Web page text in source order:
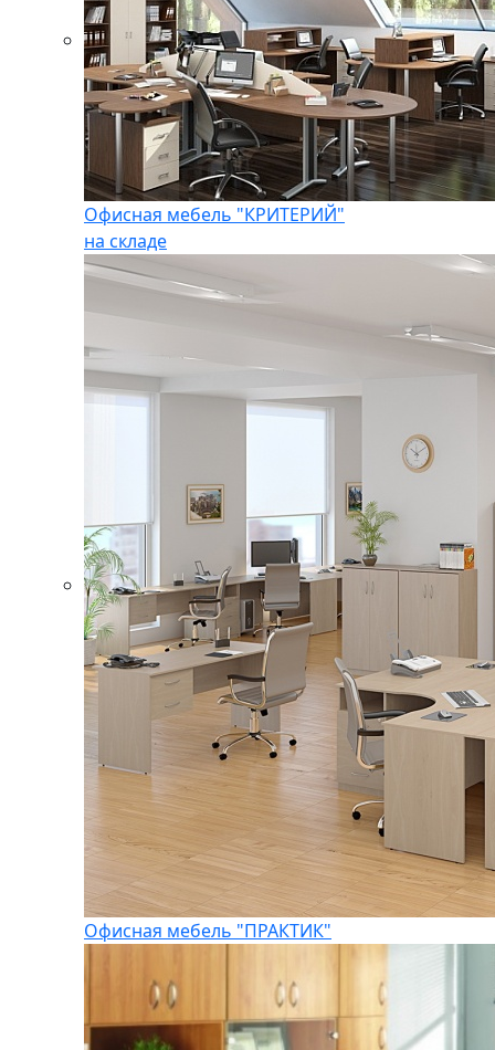
Офисная мебель "КРИТЕРИЙ"
на складе
Офисная мебель "ПРАКТИК"